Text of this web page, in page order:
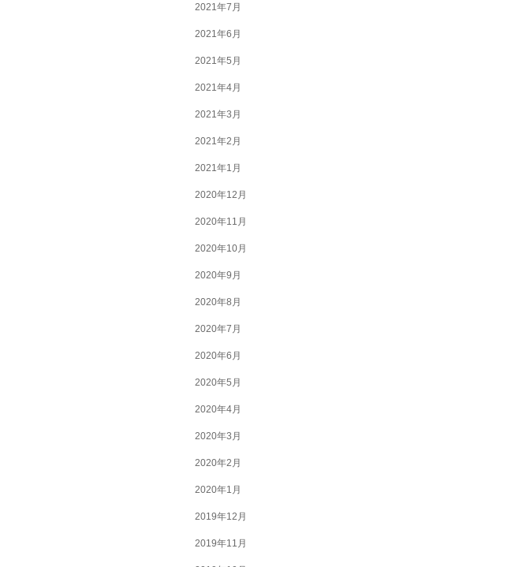
2021年7月
2021年6月
2021年5月
2021年4月
2021年3月
2021年2月
2021年1月
2020年12月
2020年11月
2020年10月
2020年9月
2020年8月
2020年7月
2020年6月
2020年5月
2020年4月
2020年3月
2020年2月
2020年1月
2019年12月
2019年11月